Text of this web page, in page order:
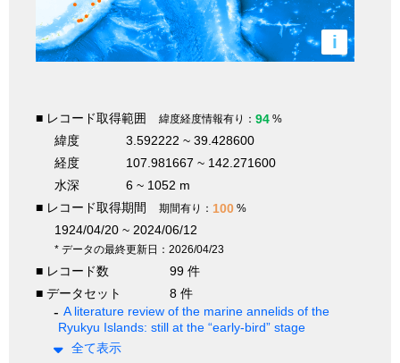
i
■ レコード取得範囲 緯度経度情報有り： 94 %
緯度
3.592222 ~ 39.428600
経度
107.981667 ~ 142.271600
水深
6 ~ 1052 m
■ レコード取得期間
期間有り： 100 %
1924/04/20 ~ 2024/06/12
* データの最終更新日：2026/04/23
■ レコード数
99 件
■ データセット
8 件
A literature review of the marine annelids of the
Ryukyu Islands: still at the “early-bird” stage
全て表示